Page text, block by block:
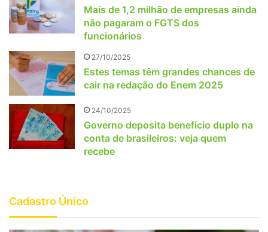
Mais de 1,2 milhão de empresas ainda
não pagaram o FGTS dos
funcionários
27/10/2025
Estes temas têm grandes chances de
cair na redação do Enem 2025
24/10/2025
Governo deposita benefício duplo na
conta de brasileiros: veja quem
recebe
Cadastro Único